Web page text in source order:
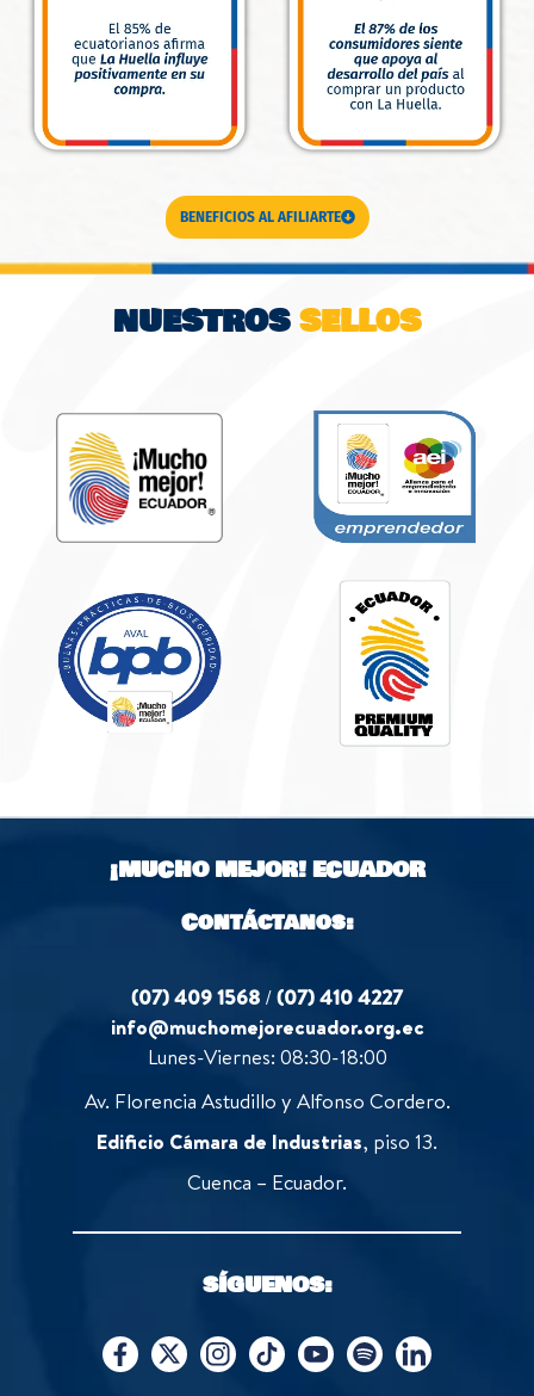
BENEFICIOS AL AFILIARTE
NUESTROSSELLOS
¡MUCHO MEJOR!ECUADOR
Contáctanos:
(07) 409 1568 /(07) 410 4227
info@muchomejorecuador.org.ec
Lunes-Viernes: 08:30-18:00
Av. Florencia Astudillo y Alfonso Cordero.
Edificio Cámara de Industrias, piso 13.
Cuenca – Ecuador.
SÍGUENOS: